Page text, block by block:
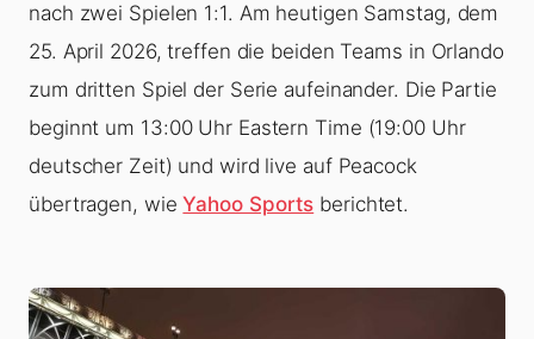
nach zwei Spielen 1:1. Am heutigen Samstag, dem
25. April 2026, treffen die beiden Teams in Orlando
zum dritten Spiel der Serie aufeinander. Die Partie
beginnt um 13:00 Uhr Eastern Time (19:00 Uhr
deutscher Zeit) und wird live auf Peacock
übertragen, wieYahoo Sports berichtet.